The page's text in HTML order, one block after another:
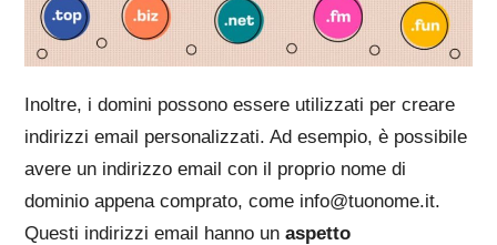
Inoltre, i domini possono essere utilizzati per creare
indirizzi email personalizzati. Ad esempio, è possibile
avere un indirizzo email con il proprio nome di
dominio appena comprato, come info@tuonome.it.
Questi indirizzi email hanno unaspetto